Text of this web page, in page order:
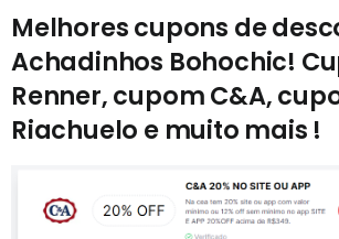
Melhores cupons de
Achadinhos Bohochic!
Renner, cupom C&A,
Riachuelo e muito mais !